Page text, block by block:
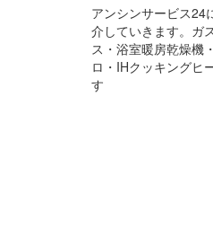
アンシンサービス24
介していきます。ガ
ス・浴室暖房乾燥機
ロ・IHクッキングヒ
す